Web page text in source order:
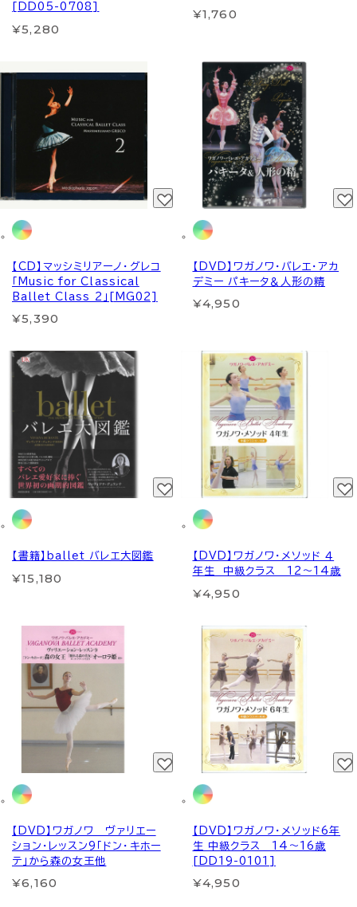
[DD05-0708]
¥5,280
¥1,760
【CD】マッシミリアーノ・グレコ
「Music for Classical
Ballet Class 2」[MG02]
¥5,390
【DVD】ワガノワ・バレエ・アカ
デミー パキータ＆人形の精
¥4,950
【書籍】ballet バレエ大図鑑
¥15,180
【DVD】ワガノワ・メソッド ４
年生 中級クラス 12～14歳
¥4,950
【DVD】ワガノワ ヴァリエー
ション・レッスン9「ドン・キホー
テ」から森の女王他
¥6,160
【DVD】ワガノワ・メソッド6年
生 中級クラス 14～16歳
[DD19-0101]
¥4,950